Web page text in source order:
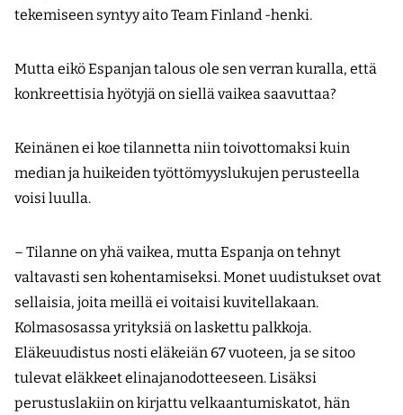
tekemiseen syntyy aito Team Finland -henki.
Mutta eikö Espanjan talous ole sen verran kuralla, että
konkreettisia hyötyjä on siellä vaikea saavuttaa?
Keinänen ei koe tilannetta niin toivottomaksi kuin
median ja huikeiden työttömyyslukujen perusteella
voisi luulla.
– Tilanne on yhä vaikea, mutta Espanja on tehnyt
valtavasti sen kohentamiseksi. Monet uudistukset ovat
sellaisia, joita meillä ei voitaisi kuvitellakaan.
Kolmasosassa yrityksiä on laskettu palkkoja.
Eläkeuudistus nosti eläkeiän 67 vuoteen, ja se sitoo
tulevat eläkkeet elinajan­odotteeseen. Lisäksi
perustuslakiin on kirjattu velkaantumiskatot, hän